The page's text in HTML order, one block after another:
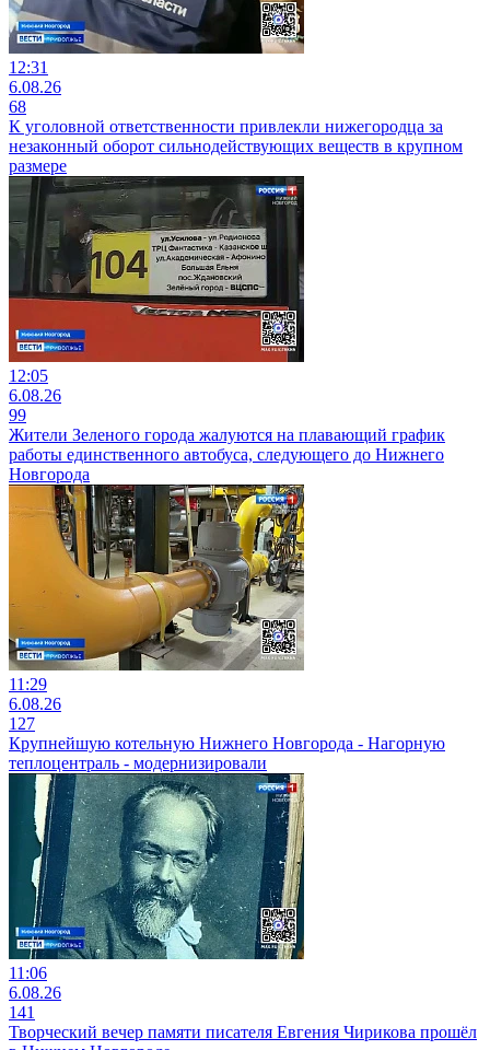
12:31
6.08.26
68
К уголовной ответственности привлекли нижегородца за
незаконный оборот сильнодействующих веществ в крупном
размере
12:05
6.08.26
99
Жители Зеленого города жалуются на плавающий график
работы единственного автобуса, следующего до Нижнего
Новгорода
11:29
6.08.26
127
Крупнейшую котельную Нижнего Новгорода - Нагорную
теплоцентраль - модернизировали
11:06
6.08.26
141
Творческий вечер памяти писателя Евгения Чирикова прошёл